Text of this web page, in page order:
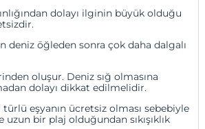
dolayı ilginin büyük olduğu
deniz öğleden sonra çok daha dalgalı
oluşur. Deniz sığ olmasına
dolayı dikkat edilmelidir.
eşyanın ücretsiz olması sebebiyle
bir plaj olduğundan sıkışıklık